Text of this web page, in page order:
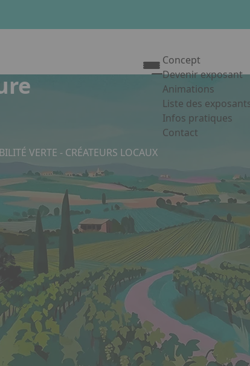
Concept
Devenir exposant
Animations
Liste des
Infos pratiques
Contact
VERTE - CRÉATEURS LOCAUX